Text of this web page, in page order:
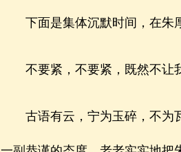
下面是集体沉默时间，在朱厚
不要紧，不要紧，既然不让我
古语有云，宁为玉碎，不为